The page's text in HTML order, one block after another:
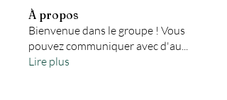
À propos
Bienvenue dans le groupe ! Vous
pouvez communiquer avec d'au...
Lire plus